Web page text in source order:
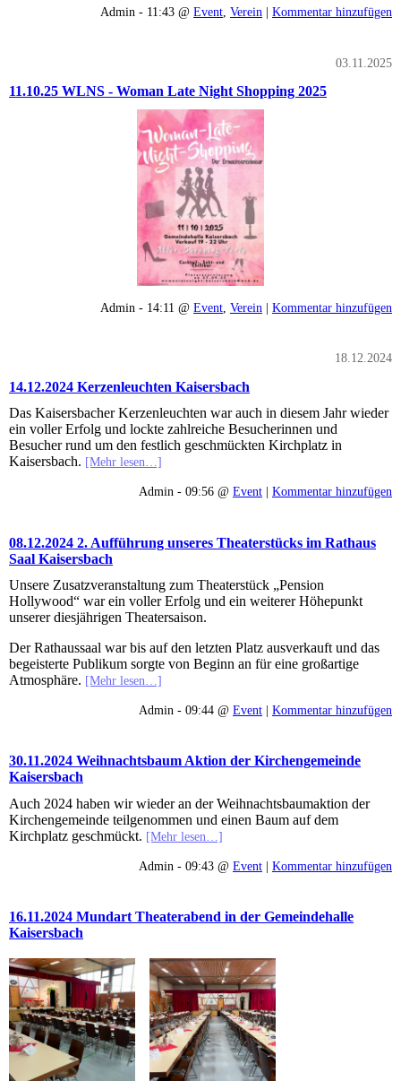
Admin - 11:43 @ Event, Verein | Kommentar hinzufügen
03.11.2025
11.10.25 WLNS - Woman Late Night Shopping 2025
Admin - 14:11 @ Event Verein | Kommentar hinzufügen
18.12.2024
14.12.2024 Kerzenleuchten Kaisersbach
Das Kaisersbacher Kerzenleuchten war auch in diesem Jahr wieder
ein voller Erfolg und lockte zahlreiche Besucherinnen und
Besucher rund um den festlich geschmückten Kirchplatz in
Kaisersbach. [Mehr lesen…]
Admin - 09:56 @ Event | Kommentar hinzufügen
08.12.2024 2. Aufführung unseres Theaterstücks im Rathaus
Saal Kaisersbach
Unsere Zusatzveranstaltung zum Theaterstück „Pension
Hollywood“ war ein voller Erfolg und ein weiterer Höhepunkt
unserer diesjährigen Theatersaison.
Der Rathaussaal war bis auf den letzten Platz ausverkauft und das
begeisterte Publikum sorgte von Beginn an für eine großartige
Atmosphäre. [Mehr lesen…]
Admin - 09:44 @ Event | Kommentar hinzufügen
30.11.2024 Weihnachtsbaum Aktion der Kirchengemeinde
Kaisersbach
Auch 2024 haben wir wieder an der Weihnachtsbaumaktion der
Kirchengemeinde teilgenommen und einen Baum auf dem
Kirchplatz geschmückt. [Mehr lesen…]
Admin - 09:43 @ Event | Kommentar hinzufügen
16.11.2024 Mundart Theaterabend in der Gemeindehalle
Kaisersbach